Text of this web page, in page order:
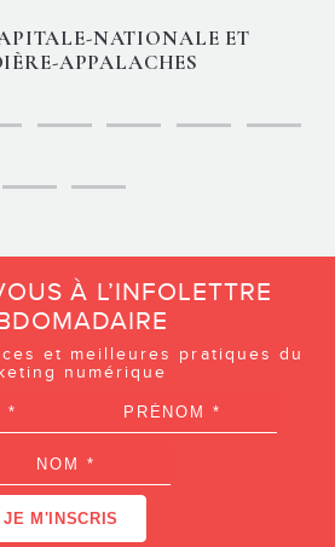
NATIONALE ET
APPALACHES
À L’INFOLETTRE
et meilleures pratiques du
numérique